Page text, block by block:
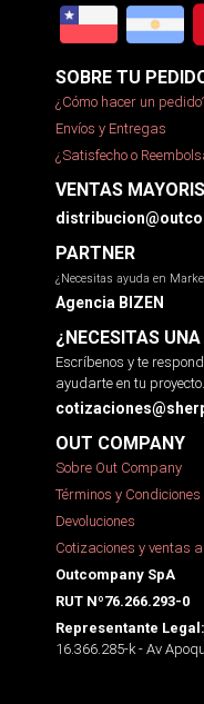
SOBRE TU
¿Cómo hacer un
Envíos y Entregas
¿Satisfecho o
VENTAS
PARTNER
¿Necesitas ayuda en
Agencia BIZEN
¿NECESITAS
Escríbenos y te
ayudarte en tu proyecto.
OUT COMPANY
Sobre Out Company
Términos y Condiciones
Devoluciones
Cotizaciones y ventas
Outcompany SpA
RUT Nº76.266.293-0
Representante Legal:
16.366.285-k - Av